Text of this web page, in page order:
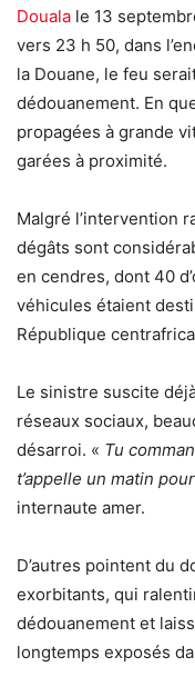
Douala le 13
vers 23 h 50, dans
la Douane, le feu
dédouanement. En
propagées à grande
garées à proximité.
Malgré l’intervention
dégâts sont
en cendres, dont 40
véhicules étaient
République
Le sinistre suscite
réseaux sociaux,
désarroi. « Tu
t’appelle un matin
internaute amer.
D’autres pointent du
exorbitants, qui
dédouanement et
longtemps exposés